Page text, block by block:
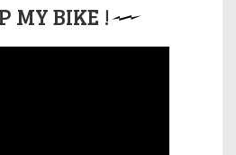
MY BIKE !